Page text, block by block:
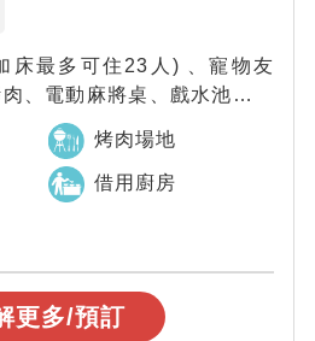
床最多可住23人) 、寵物友
、電動麻將桌、戲水池、兒
小旅行、家庭旅...
烤肉場地
借用廚房
更多/預訂